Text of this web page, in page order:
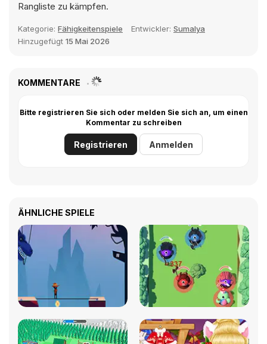
Rangliste zu kämpfen.
Kategorie: Fähigkeitenspiele Entwickler: Sumalya
Hinzugefügt 15 Mai 2026
KOMMENTARE
Bitte registrieren Sie sich oder melden Sie sich an, um einen
Kommentar zu schreiben
Registrieren Anmelden
ÄHNLICHE SPIELE